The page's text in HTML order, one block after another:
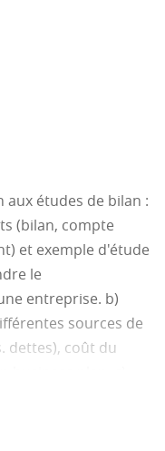
études de bilan :
(bilan, compte
et exemple d'étude
le
entreprise. b)
sources de
dettes), coût du